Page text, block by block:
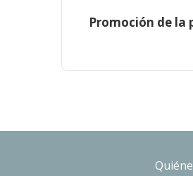
Promoción de la